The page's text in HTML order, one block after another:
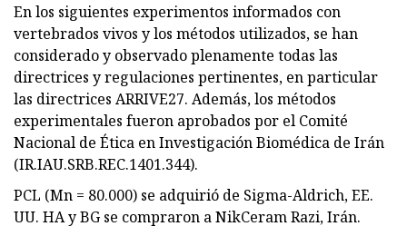
En los siguientes experimentos informados con
vertebrados vivos y los métodos utilizados, se han
considerado y observado plenamente todas las
directrices y regulaciones pertinentes, en particular
las directrices ARRIVE27. Además, los métodos
experimentales fueron aprobados por el Comité
Nacional de Ética en Investigación Biomédica de Irán
(IR.IAU.SRB.REC.1401.344).
PCL (Mn = 80.000) se adquirió de Sigma-Aldrich, EE.
UU. HA y BG se compraron a NikCeram Razi, Irán.